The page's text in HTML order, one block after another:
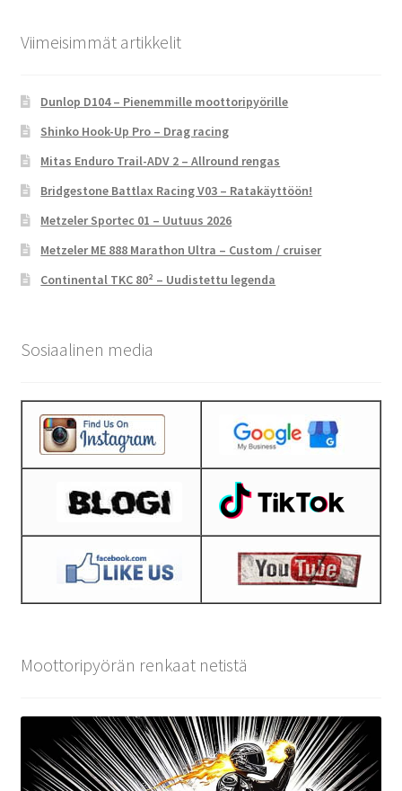
Viimeisimmät artikkelit
Dunlop D104 – Pienemmille moottoripyörille
Shinko Hook-Up Pro – Drag racing
Mitas Enduro Trail-ADV 2 – Allround rengas
Bridgestone Battlax Racing V03 – Ratakäyttöön!
Metzeler Sportec 01 – Uutuus 2026
Metzeler ME 888 Marathon Ultra – Custom / cruiser
Continental TKC 80² – Uudistettu legenda
Sosiaalinen media
Moottoripyörän renkaat netistä